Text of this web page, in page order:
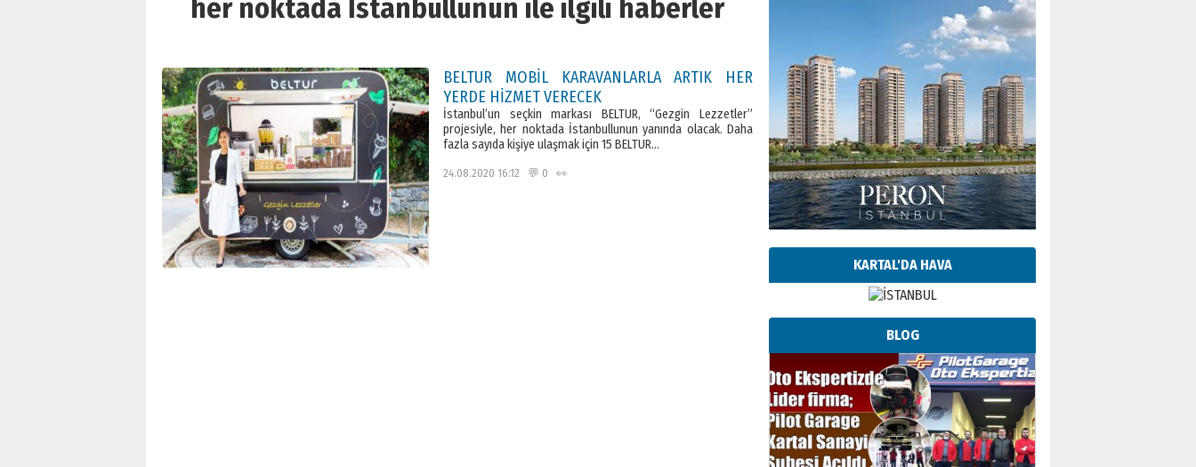
her noktada İstanbullunun ile ilgili haberler
BELTUR MOBİL KARAVANLARLA ARTIK HER
YERDE HİZMET VERECEK
İstanbul’un seçkin markası BELTUR, “Gezgin Lezzetler”
projesiyle, her noktada İstanbullunun yanında olacak. Daha
fazla sayıda kişiye ulaşmak için 15 BELTUR…
24.08.2020 16:12 💬 0 👀
KARTAL'DA HAVA
BLOG